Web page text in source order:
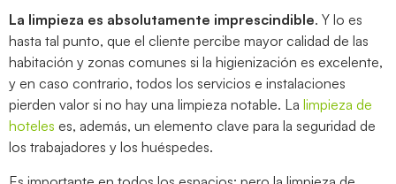
La limpieza es absolutamente imprescindible. Y lo es
hasta tal punto, que el cliente percibe mayor calidad de las
habitación y zonas comunes si la higienización es excelente,
y en caso contrario, todos los servicios e instalaciones
pierden valor si no hay una limpieza notable. La limpieza de
hoteles es, además, un elemento clave para la seguridad de
los trabajadores y los huéspedes.